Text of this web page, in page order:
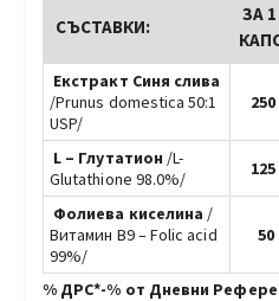
СЪСТАВКИ:
ЗА 1
Екстракт Синя слива
/Prunus domestica 50:1
USP/
L – Глутатион /L-
Glutathione 98.0%/
Фолиева киселина /
Витамин В9 – Folic acid
99%/
50
% ДРС*-% от Дневни